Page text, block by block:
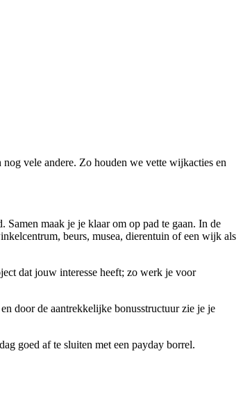
vele andere. Zo houden we vette wijkacties en
maak je je klaar om op pad te gaan. In de
beurs, musea, dierentuin of een wijk als
dat jouw interesse heeft; zo werk je voor
door de aantrekkelijke bonusstructuur zie je je
goed af te sluiten met een payday borrel.